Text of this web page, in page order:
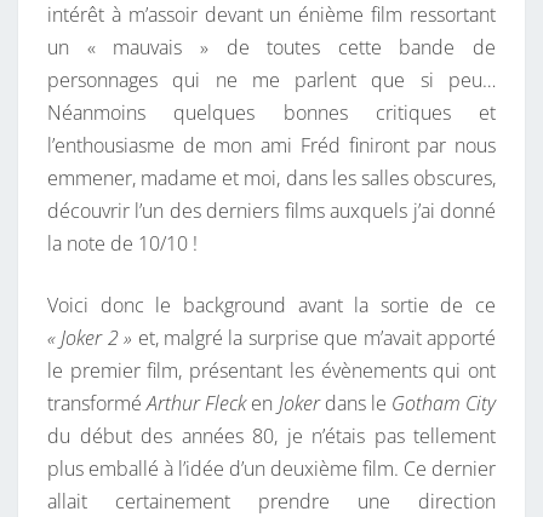
intérêt à m’assoir devant un énième film ressortant
un « mauvais » de toutes cette bande de
personnages qui ne me parlent que si peu…
Néanmoins quelques bonnes critiques et
l’enthousiasme de mon ami Fréd finiront par nous
emmener, madame et moi, dans les salles obscures,
découvrir l’un des derniers films auxquels j’ai donné
la note de 10/10 !
Voici donc le background avant la sortie de ce
« Joker 2 » et, malgré la surprise que m’avait apporté
le premier film, présentant les évènements qui ont
transforméArthur Flecken Jokerdans le Gotham City
du début des années 80, je n’étais pas tellement
plus emballé à l’idée d’un deuxième film. Ce dernier
allait certainement prendre une direction